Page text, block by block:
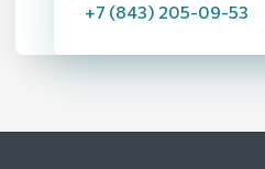
+7 (843) 205-09-53